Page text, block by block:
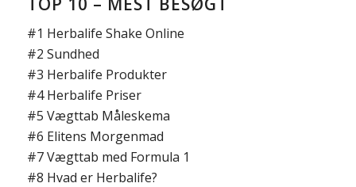
#1 Herbalife Shake Online
#2 Sundhed
#3 Herbalife Produkter
#4Herbalife Priser
#5 Vægttab Måleskema
#6 Elitens Morgenmad
#7Vægttab med Formula 1
#8 Hvad er Herbalife?